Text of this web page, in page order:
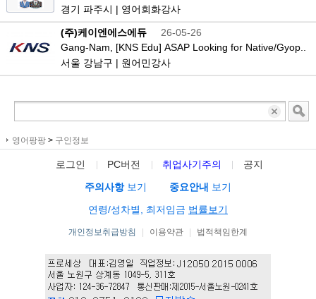
경기 파주시 | 영어회화강사
(주)케이엔에스에듀
26-05-26
Gang-Nam, [KNS Edu] ASAP Looking for Native/Gyop..
서울 강남구 | 원어민강사
영어팡팡 > 구인정보
로그인 PC버전 취업사기주의
공지
주의사항 보기 중요안내 보기
연령/성차별, 최저임금 법률보기
개인정보취급방침 | 이용약관 | 법적책임한계